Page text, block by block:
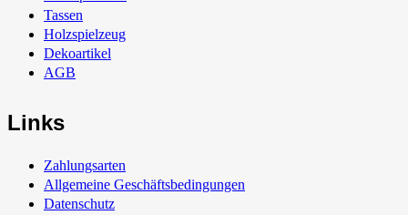
Tassen
Holzspielzeug
Dekoartikel
AGB
Links
Zahlungsarten
Allgemeine Geschäftsbedingungen
Datenschutz